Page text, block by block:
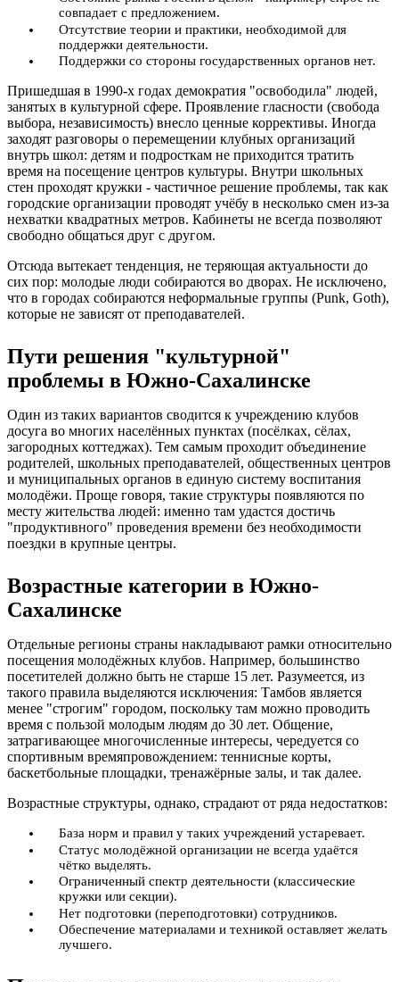
совпадает с предложением.
Отсутствие теории и практики, необходимой для
поддержки деятельности.
Поддержки со стороны государственных органов нет.
Пришедшая в 1990-х годах демократия "освободила" людей,
занятых в культурной сфере. Проявление гласности (свобода
выбора, независимость) внесло ценные коррективы. Иногда
заходят разговоры о перемещении клубных организаций
внутрь школ: детям и подросткам не приходится тратить
время на посещение центров культуры. Внутри школьных
стен проходят кружки - частичное решение проблемы, так как
городские организации проводят учёбу в несколько смен из-за
нехватки квадратных метров. Кабинеты не всегда позволяют
свободно общаться друг с другом.
Отсюда вытекает тенденция, не теряющая актуальности до
сих пор: молодые люди собираются во дворах. Не исключено,
что в городах собираются неформальные группы (Punk, Goth),
которые не зависят от преподавателей.
Пути решения "культурной"
проблемы в Южно-Сахалинске
Один из таких вариантов сводится к учреждению клубов
досуга во многих населённых пунктах (посёлках, сёлах,
загородных коттеджах). Тем самым проходит объединение
родителей, школьных преподавателей, общественных центров
и муниципальных органов в единую систему воспитания
молодёжи. Проще говоря, такие структуры появляются по
месту жительства людей: именно там удастся достичь
"продуктивного" проведения времени без необходимости
поездки в крупные центры.
Возрастные категории в Южно-
Сахалинске
Отдельные регионы страны накладывают рамки относительно
посещения молодёжных клубов. Например, большинство
посетителей должно быть не старше 15 лет. Разумеется, из
такого правила выделяются исключения: Тамбов является
менее "строгим" городом, поскольку там можно проводить
время с пользой молодым людям до 30 лет. Общение,
затрагивающее многочисленные интересы, чередуется со
спортивным времяпровождением: теннисные корты,
баскетбольные площадки, тренажёрные залы, и так далее.
Возрастные структуры, однако, страдают от ряда недостатков:
База норм и правил у таких учреждений устаревает.
Статус молодёжной организации не всегда удаётся
чётко выделять.
Ограниченный спектр деятельности (классические
кружки или секции).
Нет подготовки (переподготовки) сотрудников.
Обеспечение материалами и техникой оставляет желать
лучшего.